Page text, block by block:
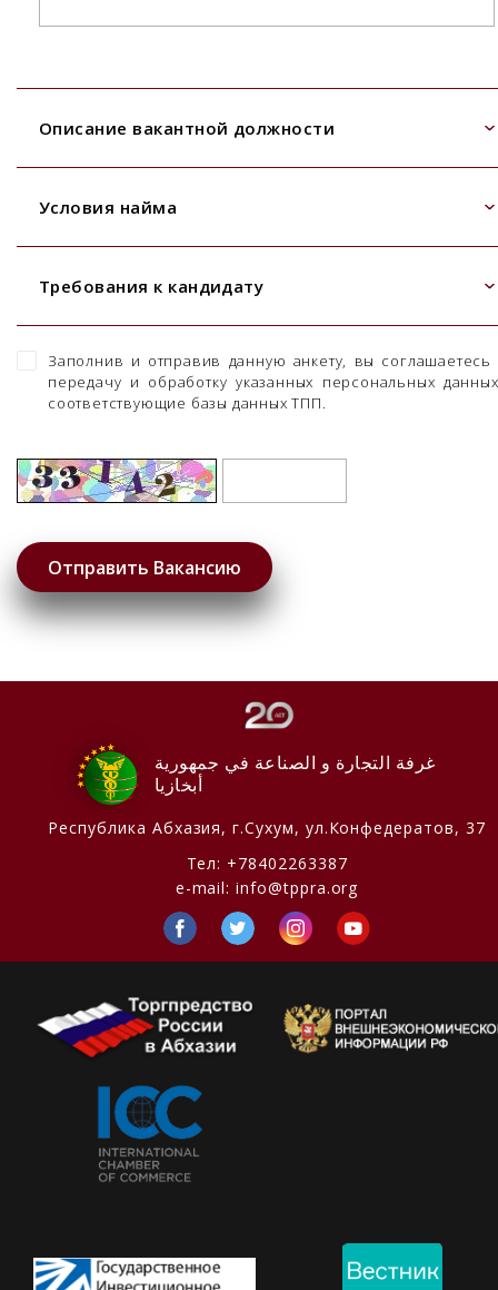
Описание вакантной должности
Условия найма
Требования к кандидату
Заполнив и отправив данную анкету, вы соглашаетесь
передачу и обработку указанных персональных
соответствующие базы данных ТПП.
غرفة التجارة و الصناعة في جمهورية
أبخازيا
Республика Абхазия, г.Сухум, ул.Конфедератов, 37
Тел: +78402263387
e-mail:info@tppra.org